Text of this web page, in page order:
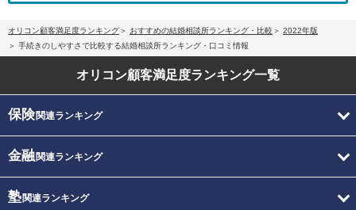
オリコン顧客満足度ランキング おすすめの結婚相談所ランキング・比較
2022年版
手続きのしやすさで比較する結婚相談所ランキング・口コミ情報
オリコン顧客満足度ランキング一覧
保険関連ランキング
金融関連ランキング
塾関連ランキング